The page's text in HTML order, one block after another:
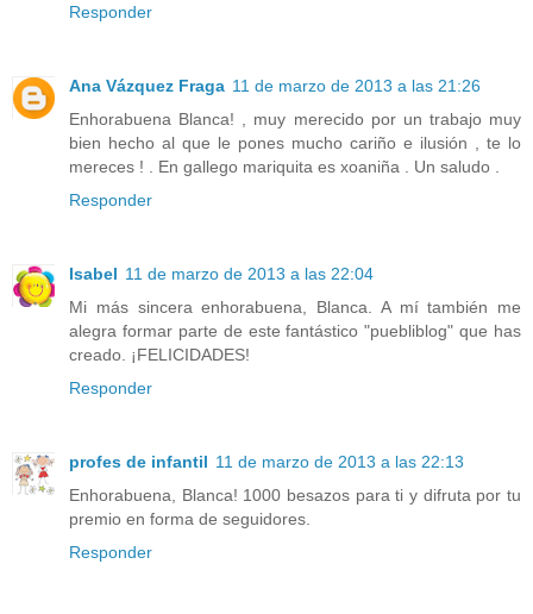
Responder
Ana Vázquez Fraga 11 de marzo de 2013 a las 21:26
Enhorabuena Blanca! , muy merecido por un trabajo muy
bien hecho al que le pones mucho cariño e ilusión , te lo
mereces ! . En gallego mariquita es xoaniña . Un saludo .
Responder
Isabel 11 de marzo de 2013 a las 22:04
Mi más sincera enhorabuena, Blanca. A mí también me
alegra formar parte de este fantástico "puebliblog" que has
creado. ¡FELICIDADES!
Responder
profes de infantil 11 de marzo de 2013 a las 22:13
Enhorabuena, Blanca! 1000 besazos para ti y difruta por tu
premio en forma de seguidores.
Responder